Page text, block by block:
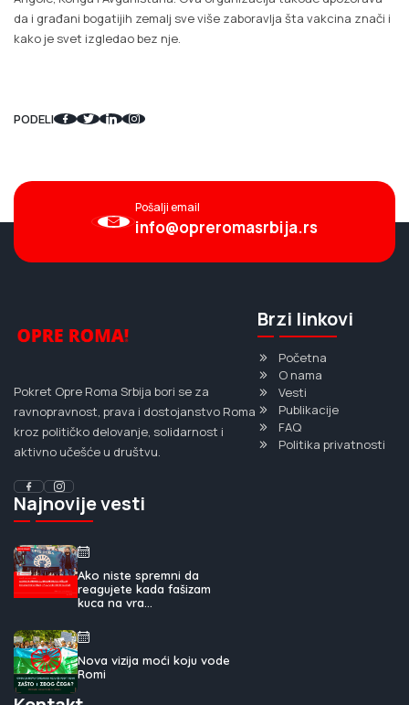
da i građani bogatijih zemalj sve više zaboravlja šta vakcina znači i
kako je svet izgledao bez nje.
PODELI
Pošalji email
info@opreromasrbija.rs
Pokret Opre Roma Srbija bori se za
ravnopravnost, prava i dostojanstvo Roma
kroz političko delovanje, solidarnost i
aktivno učešće u društvu.
Brzi linkovi
Početna
O nama
Vesti
Publikacije
FAQ
Politika privatnosti
Najnovije vesti
Ako niste spremni da
reagujete kada fašizam
kuca na vra...
Nova vizija moći koju vode
Romi